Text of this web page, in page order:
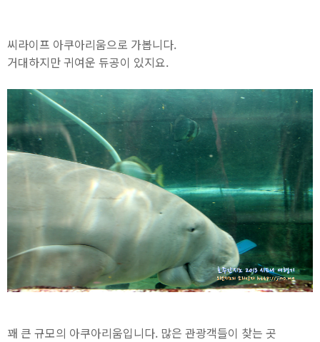
씨라이프 아쿠아리움으로 가봅니다.
거대하지만 귀여운 듀공이 있지요.
꽤 큰 규모의 아쿠아리움입니다. 많은 관광객들이 찾는 곳